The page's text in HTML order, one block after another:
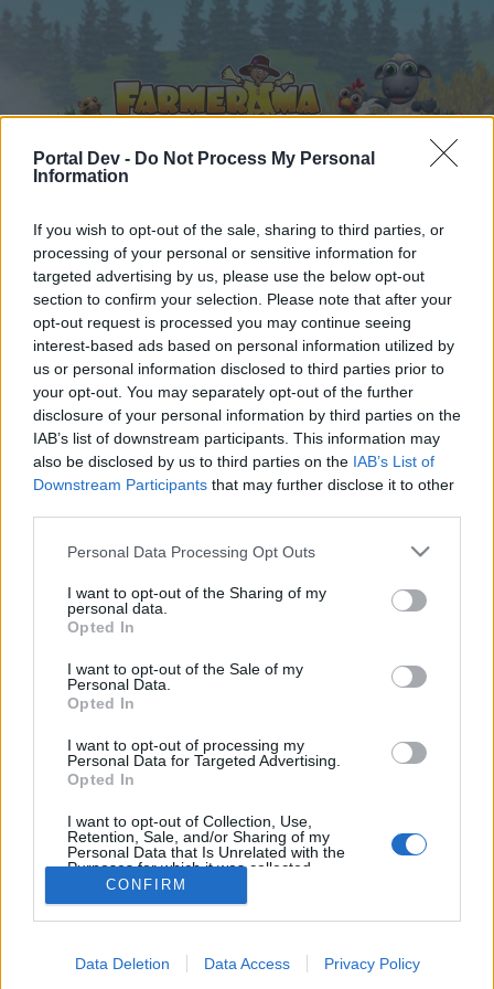
Portal Dev - Do Not Process My Personal
Information
If you wish to opt-out of the sale, sharing to third parties, or
processing of your personal or sensitive information for
targeted advertising by us, please use the below opt-out
section to confirm your selection. Please note that after your
opt-out request is processed you may continue seeing
interest-based ads based on personal information utilized by
us or personal information disclosed to third parties prior to
your opt-out. You may separately opt-out of the further
disclosure of your personal information by third parties on the
IAB’s list of downstream participants. This information may
also be disclosed by us to third parties on the IAB’s List of
Downstream Participants that may further disclose it to other
Personal Data Processing Opt Outs
I want to opt-out of the Sharing of my
personal data.
Opted In
I want to opt-out of the Sale of my
Personal Data.
Opted In
I want to opt-out of processing my
Personal Data for Targeted Advertising.
Opted In
I want to opt-out of Collection, Use,
Retention, Sale, and/or Sharing of my
Personal Data that Is Unrelated with the
Purposes for which it was collected.
Opted Out
CONFIRM
Data Deletion Data Access Privacy Policy
Fora ... Kurza grzęda Który poziom?
Użytkownicy, którzy lubią post #20.
Drogi Forumowiczu,
jeśli chcesz brać aktywny udział w rozmowach
lub otworzyć własny wątek na tym forum, to
musisz przejść na nie z Twojego konta w grze.
założyć. Bardzo cieszymy na Twoje następne
odwiedziny na naszym forum.
„Przejdź do gry“
Który poziom?
Weteran forum, Kobieta, <
Posty: 938 Otrzymane polubienia:
DIRAE
Analityk forum
Posty:
122qwazi
Fanatyk forum
Posty: 2 528 Otrzymane polubienia: 2 711
milencia_em
Strona główna Fora
Ostatnie posty
Kalendarz